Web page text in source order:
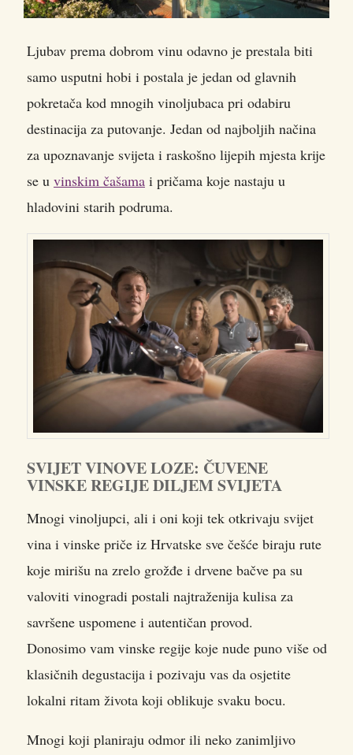
Ljubav prema dobrom vinu odavno je prestala biti
samo usputni hobi i postala je jedan od glavnih
pokretača kod mnogih vinoljubaca pri odabiru
destinacija za putovanje. Jedan od najboljih načina
za upoznavanje svijeta i raskošno lijepih mjesta krije
se u vinskim čašama i pričama koje nastaju u
hladovini starih podruma.
SVIJET VINOVE LOZE: ČUVENE
VINSKE REGIJE DILJEM SVIJETA
Mnogi vinoljupci, ali i oni koji tek otkrivaju svijet
vina i vinske priče iz Hrvatske sve češće biraju rute
koje mirišu na zrelo grožđe i drvene bačve pa su
valoviti vinogradi postali najtraženija kulisa za
savršene uspomene i autentičan provod.
Donosimo vam vinske regije koje nude puno više od
klasičnih degustacija i pozivaju vas da osjetite
lokalni ritam života koji oblikuje svaku bocu.
Mnogi koji planiraju odmor ili neko zanimljivo